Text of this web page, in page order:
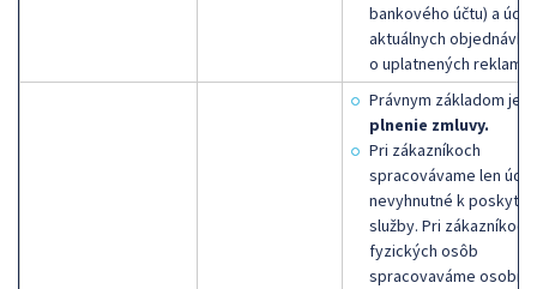
bankového účtu) a
aktuálnych
o uplatnených
Právnym základom je
plnenie zmluvy.
Pri zákazníkoch
spracovávame len
nevyhnutné k
služby. Pri zákazníkoch
fyzických osôb
spracovaváme